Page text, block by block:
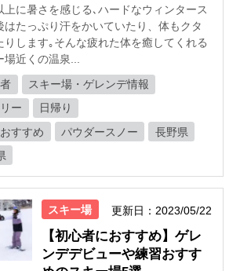
上に暑さを感じる､ハードなウィンタース
はたっぷり汗をかいていたり、体もクタ
りします｡そんな疲れた体を癒してくれる
近くの温泉...
スキー場・ゲレンデ情報
ー
日帰り
すすめ
パウダースノー
長野県
スキー場 更新日：2023/05/22
【初心者におすすめ】ゲレ
ンデデビューや練習おすす